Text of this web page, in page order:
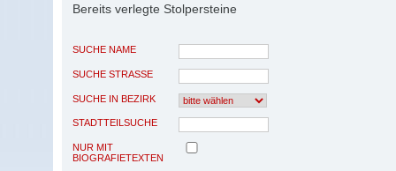
Bereits verlegte Stolpersteine
SUCHE NAME
SUCHE STRASSE
SUCHE IN BEZIRK
STADTTEILSUCHE
NUR MIT
BIOGRAFIETEXTEN